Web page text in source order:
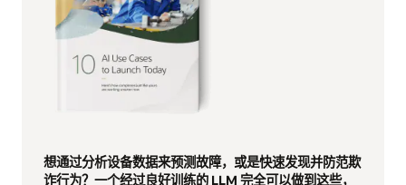
想通过分析设备数据来预测故障，或是快速发现并防范欺
诈行为？一个经过良好训练的 LLM 完全可以做到这些，